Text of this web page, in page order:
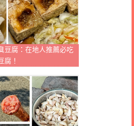
豆腐：在地人推薦必吃
腐！